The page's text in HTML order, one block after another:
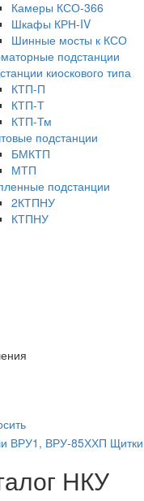
Камеры КСО-366
Шкафы КРН-IV
Шинные мосты к КСО
подстанции
киоскового типа
КТП-П
КТП-Т
КТП-Тм
подстанции
БМКТП
МТП
подстанции
2КТПНУ
КТПНУ
ВРУ1, ВРУ-85ХХП
НКУ